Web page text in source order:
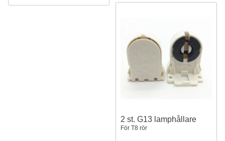
2 st. G13 lamphållare
För T8 rör